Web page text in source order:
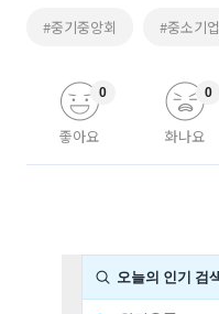
#중기중앙회 #중소기업
좋아요
0
화나요
0